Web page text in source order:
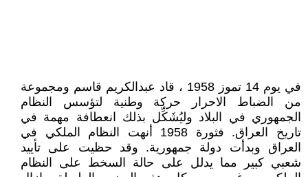
في يوم 14 تموز 1958 ، قاد عبدالكريم قاسم ومجموعة
من الضباط الاحرار حركة وطنية لتؤسس النظام
الجمهوري في البلاد وليُشَكِّل بذلك انعطافة مهمة في
تاريخ العراق. فثورة 1958 أنهت النظام الملكي في
العراق وبدأت دولة جمهورية. وقد حظيت على تأييد
شعبي كبير مما يدلل على حالة السخط على النظام